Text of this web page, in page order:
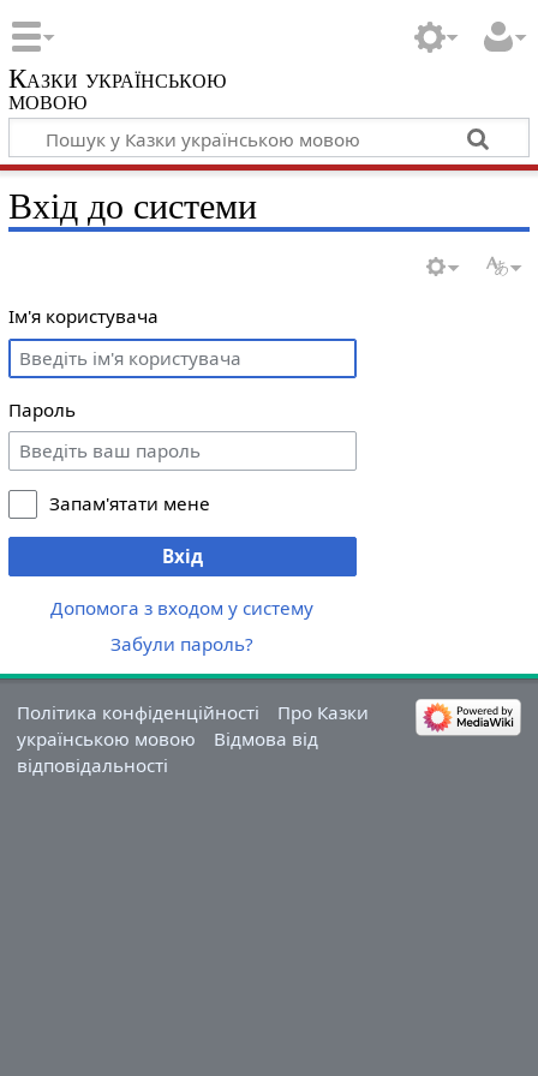
Казки українською
мовою
Вхід до системи
Ім'я користувача
Пароль
Запам'ятати мене
Вхід
Допомога з входом у систему
Забули пароль?
Політика конфіденційності
Про Казки
українською мовою
Відмова від
відповідальності